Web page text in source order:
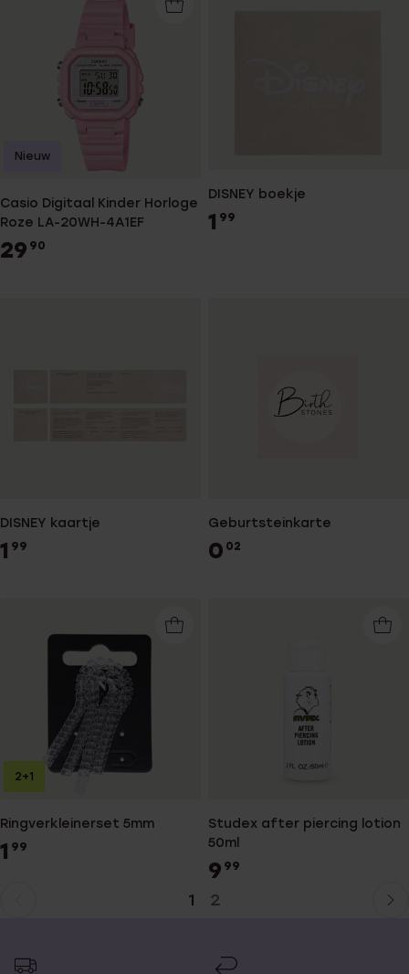
Casio Digitaal Kinder Horloge
Roze LA-20WH-4A1EF
29 90
Nieuw
DISNEY boekje
1 99
DISNEY kaartje
1 99
Geburtsteinkarte
0 02
Ringverkleinerset 5mm
1 99
2+1
Studex after piercing lotion
50ml
9 99
1 2